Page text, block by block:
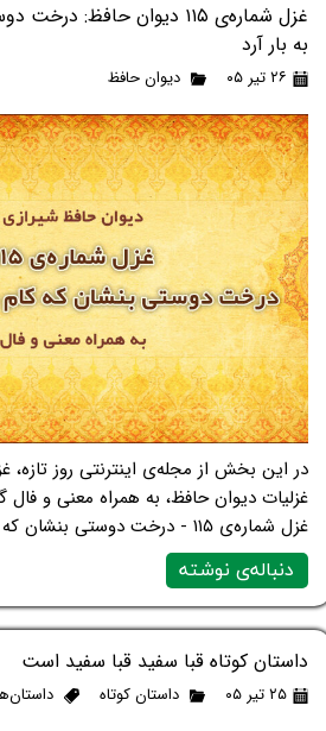
غزل شماره‌ی ۱۱۵ دیوان حافظ:
به بار آرد
۲۶ تیر ۰۵ دیوان حافظ
غزلیات دیوان حافظ، به همراه معنی و
غزل شماره‌ی ۱۱۵ - درخت دوستی بنشان که کام دل به بار آرد
دنباله‌ی نوشته
داستان کوتاه قبا سفید قبا سفید است
۲۵ تیر ۰۵ داستان کوتاه